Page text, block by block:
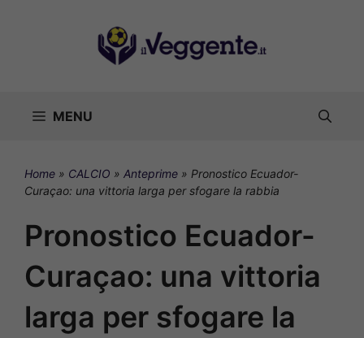
MENU
Home » CALCIO » Anteprime » Pronostico Ecuador-
Curaçao: una vittoria larga per sfogare la rabbia
Pronostico Ecuador-
Curaçao: una vittoria
larga per sfogare la